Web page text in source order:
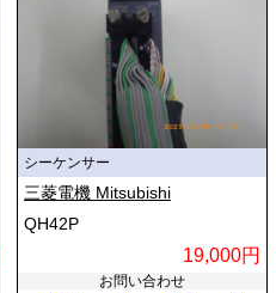
シーケンサー
三菱電機 Mitsubishi
QH42P
19,000円
お問い合わせ